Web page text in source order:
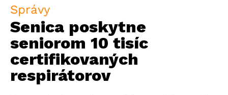
Správy
Senica poskytne
seniorom 10 tisíc
certifikovaných
respirátorov